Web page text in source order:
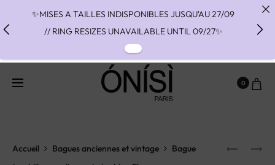
0
Accueil Bagues anciennes et vintage
Bague
✨MISES A TAILLES INDISPONIBLES JUSQU'AU 27/09
// RING RESIZES UNAVAILABLE UNTIL 09/27✨
✨ FAST SHIPPING TO THE US WITH DHL EXPRESS -
NO SUPRISE DUTIES AT DELIVERY ✨
✨ PAIEMENT EN 3 OU 4 FOIS SANS FRAIS AVEC